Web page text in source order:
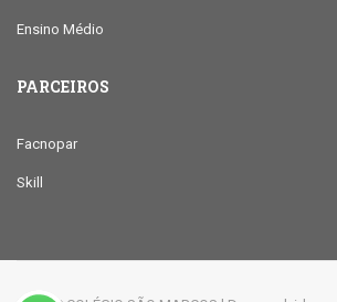
Ensino Médio
PARCEIROS
Facnopar
Skill